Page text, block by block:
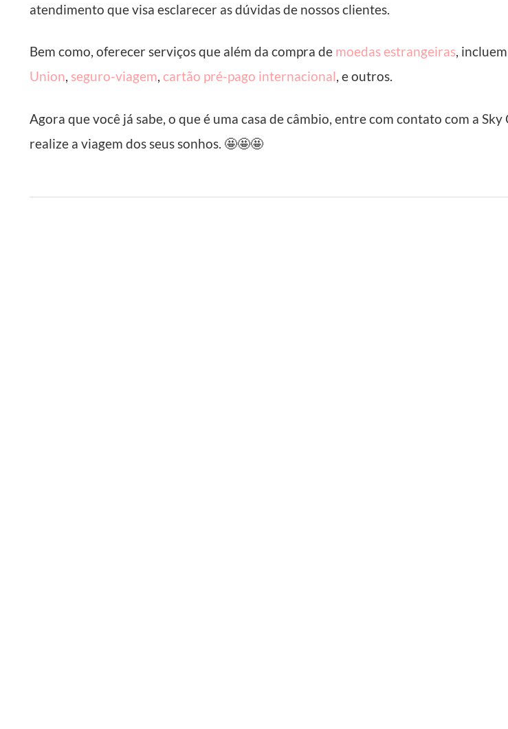
atendimento que visa esclarecer as dúvidas de nossos clientes.
Bem como, oferecer serviços que além da compra de moedas estrangeiras, incluem
Union, seguro-viagem, cartão pré-pago internacional, e outros.
Agora que você já sabe, o que é uma casa de câmbio, entre com contato com a Sky
realize a viagem dos seus sonhos. 🤩🤩🤩